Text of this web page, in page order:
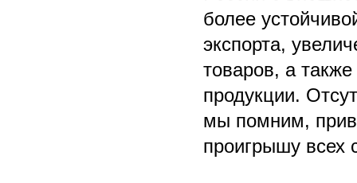
более
экспорта,
товаров, а
продукции.
мы помним,
проигрышу всех